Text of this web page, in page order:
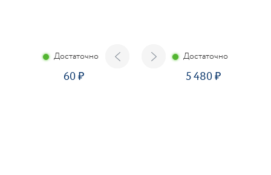
Достаточно
60
Достаточно
5 480